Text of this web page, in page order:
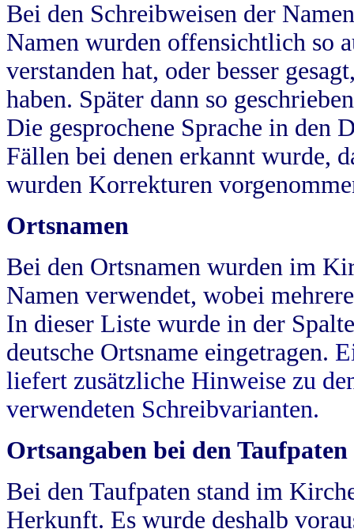
Bei den Schreibweisen der
Namen wurden offensichtlich so
verstanden hat, oder besser
haben. Später dann so
Die gesprochene Sprache in
Fällen bei denen erkannt wurde,
wurden Korrekturen
Ortsnamen
Bei den Ortsnamen wurden im
Namen verwendet, wobei
In dieser Liste wurde in der
deutsche Ortsname eingetragen.
liefert zusätzliche Hinweise zu
verwendeten Schreibvarianten.
Ortsangaben bei den Taufpaten
Bei den Taufpaten stand im
Herkunft. Es wurde deshalb